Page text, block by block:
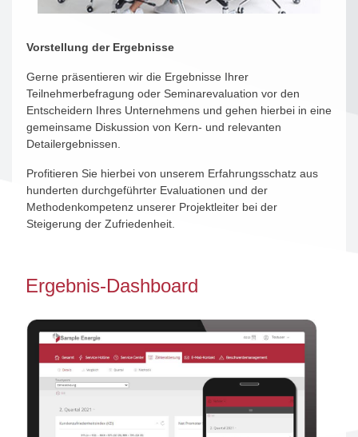
Vorstellung der Ergebnisse
Gerne präsentieren wir die Ergebnisse Ihrer
Teilnehmerbefragung oder Seminarevaluation vor den
Entscheidern Ihres Unternehmens und gehen hierbei in eine
gemeinsame Diskussion von Kern- und relevanten
Detailergebnissen.
Profitieren Sie hierbei von unserem Erfahrungsschatz aus
hunderten durchgeführter Evaluationen und der
Methodenkompetenz unserer Projektleiter bei der
Steigerung der Zufriedenheit.
Ergebnis-Dashboard